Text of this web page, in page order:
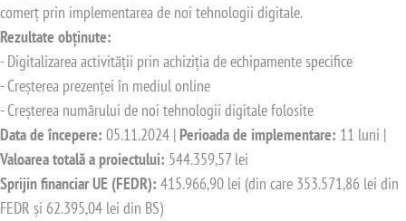
comerț prin implementarea de noi tehnologii digitale.
Rezultate obținute:
- Digitalizarea activității prin achiziția de echipamente specifice
- Creșterea prezenței în mediul online
- Creșterea numărului de noi tehnologii digitale folosite
Data de începere: 05.11.2024 | Perioada de implementare: 11 luni |
Valoarea totală a proiectului: 544.359,57 lei
Sprijin financiar UE (FEDR): 415.966,90 lei (din care 353.571,86 lei din
FEDR și 62.395,04 lei din BS)